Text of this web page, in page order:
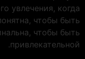
увлечения, когда
чтобы быть
чтобы быть
привлекательной.